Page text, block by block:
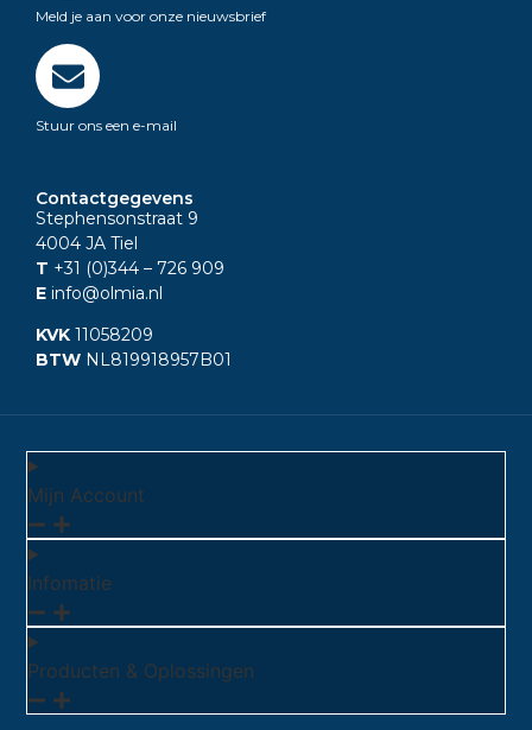
Meld je aan voor onze nieuwsbrief
Stuur ons een e-mail
Contactgegevens
Stephensonstraat 9
4004 JA Tiel
T +31 (0)344 – 726 909
E info@olmia.nl
KVK 11058209
BTW NL819918957B01
Mijn Account
Infomatie
Producten & Oplossingen